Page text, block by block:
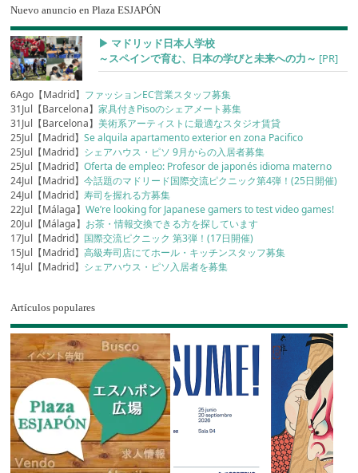
Nuevo anuncio en Plaza ESJAPÓN
▶︎ マドリッド日本人学校
～スペインで育む、日本の学びと未来への力～ [PR]
6Ago【Madrid】 ファッションEC営業スタッフ募集
31Jul【Barcelona】家具付きPisoのシェアメート募集
31Jul【Barcelona】美術系アーティストに最適なスタジオ賃貸
25Jul【Madrid】Se alquila apartamento exterior en zona Pacifico
25Jul【Madrid】 シェアハウス・ピソ 9月からの入居者募集
25Jul【Madrid】Oferta de empleo: Profesor de japonés idioma materno
24Jul【Madrid】今話題のマドリード国際交流ピクニック第4弾！(25日開催)
24Jul【Madrid】寿司を握れる方募集
22Jul【Málaga】We’re looking for Japanese gamers to test video games!
20Jul【Málaga】 お茶・情報交換できる方を探しています
17Jul【Madrid】 国際交流ピクニック 第3弾！(17日開催)
15Jul【Madrid】高級寿司店にてホール・キッチンスタッフ募集
14Jul【Madrid】 シェアハウス・ピソ入居者を募集
Artículos populares